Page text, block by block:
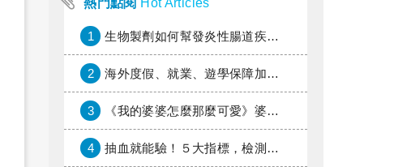
熱門點閱 Hot Articles
1 生物製劑如何幫發炎性腸道疾病患者抗潰瘍？治療進展與健保給付困境一次看
2 海外度假、就業、遊學保障加倍，富邦產險「一期逐夢」專案加碼遠距醫療與緊急救援
3 《我的婆婆怎麼那麼可愛》婆婆希望媳婦放棄領取已故兒子身故理賠金，可以這樣做嗎？
4 抽血就能驗！５大指標，檢測身體是否發炎